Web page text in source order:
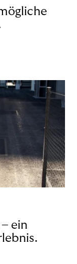
ein